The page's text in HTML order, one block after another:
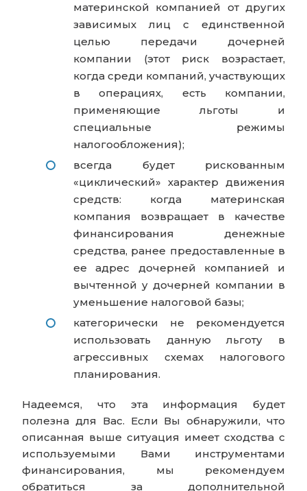
материнской компанией от других
зависимых лиц с единственной
целью передачи дочерней
компании (этот риск возрастает,
когда среди компаний, участвующих
в операциях, есть компании,
применяющие льготы и
специальные режимы
налогообложения);
всегда будет рискованным
«циклический» характер движения
средств: когда материнская
компания возвращает в качестве
финансирования денежные
средства, ранее предоставленные в
ее адрес дочерней компанией и
вычтенной у дочерней компании в
уменьшение налоговой базы;
категорически не рекомендуется
использовать данную льготу в
агрессивных схемах налогового
планирования.
Надеемся, что эта информация будет
полезна для Вас. Если Вы обнаружили, что
описанная выше ситуация имеет сходства с
используемыми Вами инструментами
финансирования, мы рекомендуем
обратиться за дополнительной